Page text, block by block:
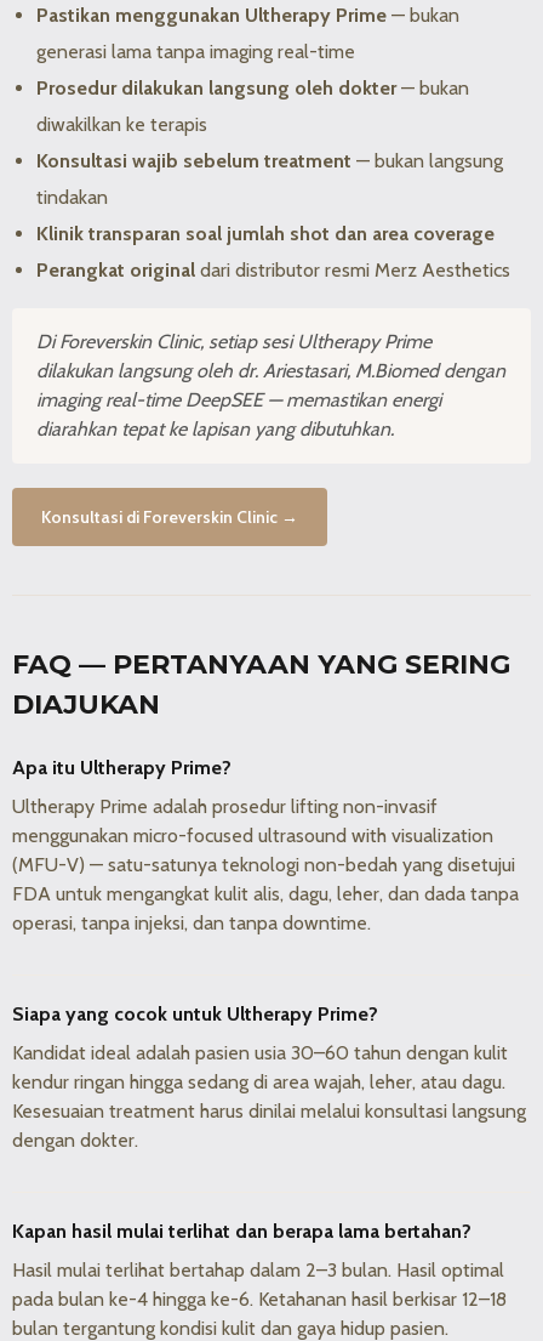
Pastikan menggunakan Ultherapy Prime — bukan
generasi lama tanpa imaging real-time
Prosedur dilakukan langsung oleh dokter— bukan
diwakilkan ke terapis
Konsultasi wajib sebelum treatment — bukan langsung
tindakan
Klinik transparan soal jumlah shot dan area coverage
Perangkat original dari distributor resmi Merz Aesthetics
Di Foreverskin Clinic, setiap sesi Ultherapy Prime
dilakukan langsung oleh dr. Ariestasari, M.Biomed dengan
imaging real-time DeepSEE — memastikan energi
diarahkan tepat ke lapisan yang dibutuhkan.
Konsultasi di Foreverskin Clinic →
FAQ — PERTANYAAN YANG SERING
DIAJUKAN
Apa itu Ultherapy Prime?
Ultherapy Prime adalah prosedur lifting non-invasif
menggunakan micro-focused ultrasound with visualization
(MFU-V) — satu-satunya teknologi non-bedah yang disetujui
FDA untuk mengangkat kulit alis, dagu, leher, dan dada tanpa
operasi, tanpa injeksi, dan tanpa downtime.
Siapa yang cocok untuk Ultherapy Prime?
Kandidat ideal adalah pasien usia 30–60 tahun dengan kulit
kendur ringan hingga sedang di area wajah, leher, atau dagu.
Kesesuaian treatment harus dinilai melalui konsultasi langsung
dengan dokter.
Kapan hasil mulai terlihat dan berapa lama bertahan?
Hasil mulai terlihat bertahap dalam 2–3 bulan. Hasil optimal
pada bulan ke-4 hingga ke-6. Ketahanan hasil berkisar 12–18
bulan tergantung kondisi kulit dan gaya hidup pasien.